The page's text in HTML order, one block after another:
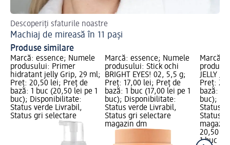
Descoperiți sfaturile noastre
Machiaj de mireasă în 11 pași
Produse similare
Marcă: essence; Numele
produsului: Primer
hidratant jelly Grip, 29 ml;
Preț: 20,50 lei; Preț de
bază: 1 buc (20,50 lei pe 1
buc); Disponibilitate:
Status verde Livrabil,
Status gri selectare
Marcă: essence; Numele
produsului: Stick ochi
BRIGHT EYES! 02, 5,5 g;
Preț: 17,00 lei; Preț de
bază: 1 buc (17,00 lei pe 1
buc); Disponibilitate:
Status verde Livrabil,
Status gri selectare
magazin dm
Marcă:
JELLY
Preț:
bază: 1
buc);
Status
Status
20,50 lei
1 buc